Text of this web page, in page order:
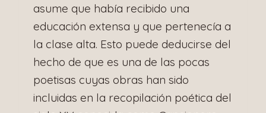
asume que había recibido una
educación extensa y que pertenecía a
la clase alta. Esto puede deducirse del
hecho de que es una de las pocas
poetisas cuyas obras han sido
incluidas en la recopilación poética del